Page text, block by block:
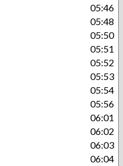
05:46
05:48
05:50
05:51
05:52
05:53
05:54
05:56
06:01
06:02
06:03
06:04